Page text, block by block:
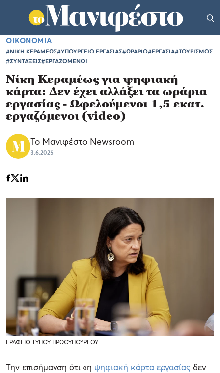
ΟΙΚΟΝΟΜΙΑ
#ΝΙΚΗ ΚΕΡΑΜΕΩΣ#ΥΠΟΥΡΓΕΙΟ ΕΡΓΑΣΙΑΣ#ΩΡΑΡΙΟ#ΕΡΓΑΣΙΑ#ΤΟΥΡΙΣΜΟΣ
#ΣΥΝΤΑΞΕΙΣ#ΕΡΓΑΖΟΜΕΝΟΙ
Νίκη Κεραμέως για ψηφιακή
κάρτα: Δεν έχει αλλάξει τα ωράρια
εργασίας - Ωφελούμενοι 1,5 εκατ.
εργαζόμενοι (video)
Το Μανιφέστο Newsroom
3.6.2025
ΓΡΑΦΕΙΟ ΤΥΠΟΥ ΠΡΩΘΥΠΟΥΡΓΟΥ
Την επισήμανση ότι «η ψηφιακή κάρτα εργασίας δεν